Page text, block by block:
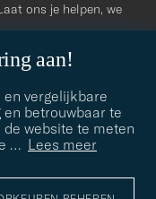
aan!
vergelijkbare
betrouwbaar te
website te meten
… Lees meer
ons je helpen, we